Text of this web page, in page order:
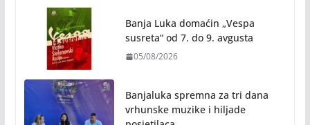
Banja Luka domaćin „Vespa
susreta“ od 7. do 9. avgusta
05/08/2026
Banjaluka spremna za tri dana
vrhunske muzike i hiljade